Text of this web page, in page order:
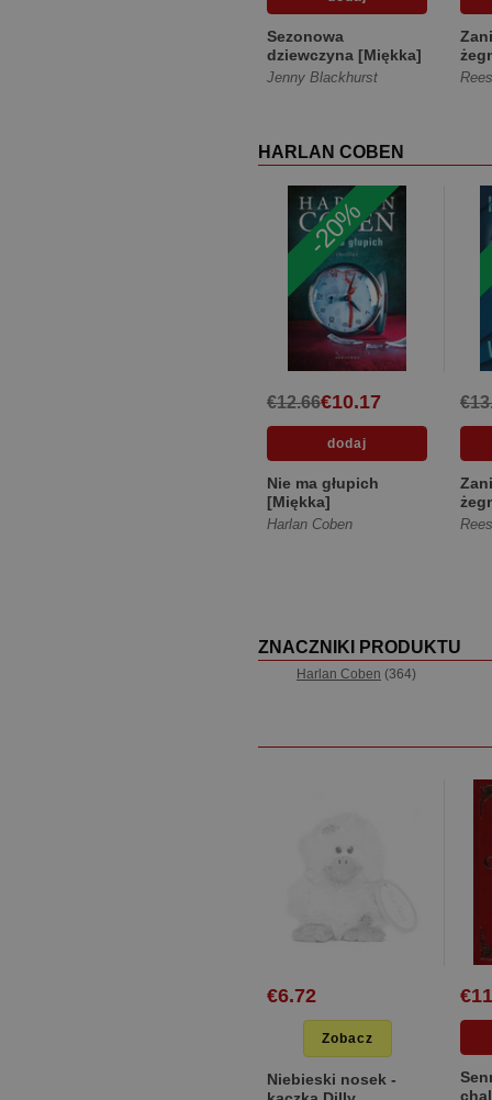
Sezonowa
dziewczyna [Miękka]
Jenny Blackhurst
HARLAN COBEN
-20%
€10.17
€12.66
Nie ma głupich
[Miękka]
Harlan Coben
ZNACZNIKI PRODUKTU
Harlan Coben (364)
€6.72
Zobacz
Niebieski nosek -